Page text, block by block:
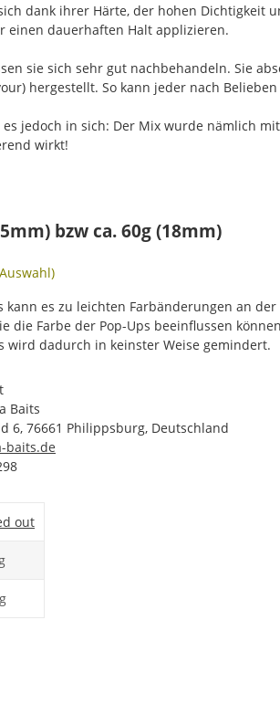
dank ihrer Härte, der hohen
einen dauerhaften Halt applizieren.
sie sich sehr gut nachbehandeln. Sie
hergestellt. So kann jeder nach
jedoch in sich: Der Mix wurde nämlich
wirkt!
bzw ca. 60g (18mm)
kann es zu leichten Farbänderungen an
die Farbe der Pop-Ups beeinflussen
wird dadurch in keinster Weise gemindert.
Baits
6, 76661 Philippsburg, Deutschland
baits.de
out